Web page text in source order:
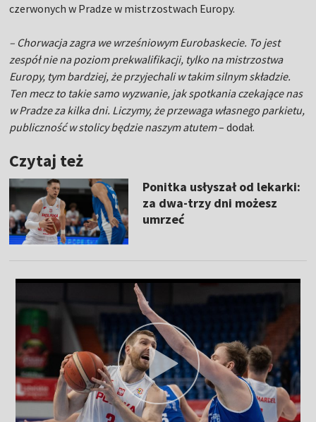
czerwonych w Pradze w mistrzostwach Europy.
– Chorwacja zagra we wrześniowym Eurobaskecie. To jest
zespół nie na poziom prekwalifikacji, tylko na mistrzostwa
Europy, tym bardziej, że przyjechali w takim silnym składzie.
Ten mecz to takie samo wyzwanie, jak spotkania czekające nas
w Pradze za kilka dni. Liczymy, że przewaga własnego parkietu,
publiczność w stolicy będzie naszym atutem– dodał.
Czytaj też
Ponitka usłyszał od lekarki:
za dwa-trzy dni możesz
umrzeć